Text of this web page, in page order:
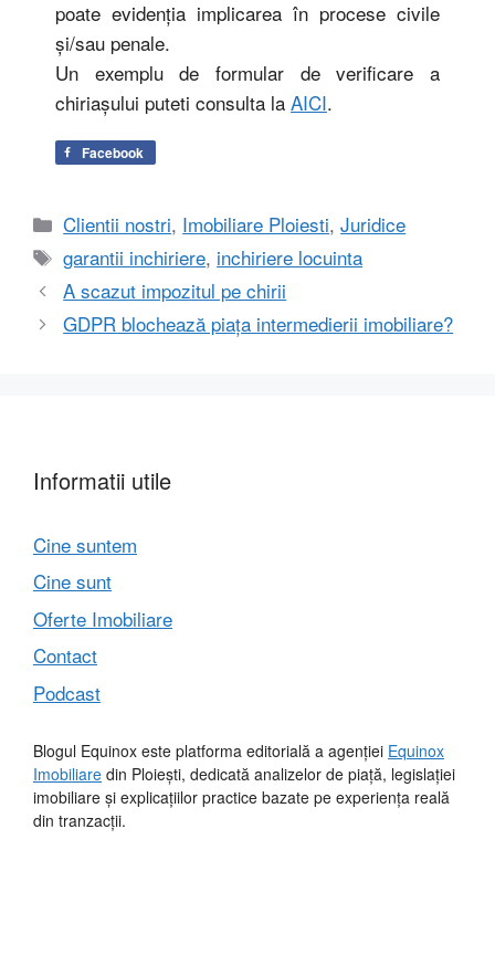
poate evidenţia implicarea în procese civile
şi/sau penale.
Un exemplu de formular de verificare a
chiriaşului puteti consulta la AICI.
Facebook
Categorii
Clientii nostri, Imobiliare Ploiesti,Juridice
Etichete
garantii inchiriere, inchiriere locuinta
A scazut impozitul pe chirii
GDPR blochează piața intermedierii imobiliare?
Informatii utile
Cine suntem
Cine sunt
Oferte Imobiliare
Contact
Podcast
Blogul Equinox este platforma editorială a agenției Equinox
Imobiliare din Ploiești, dedicată analizelor de piață, legislației
imobiliare și explicațiilor practice bazate pe experiența reală
din tranzacții.